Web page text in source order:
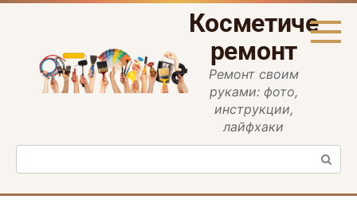
Перейти
ремонт
Ремонт своим
руками: фото,
инструкции,
лайфхаки
Поиск: